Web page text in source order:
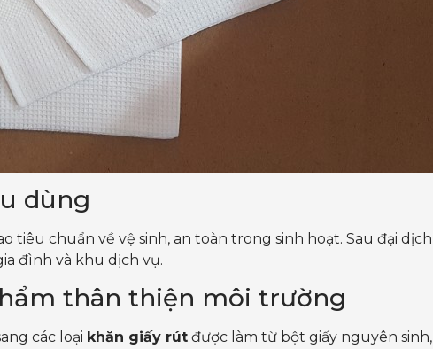
dùng
tiêu chuẩn về vệ sinh, an toàn trong sinh hoạt. Sau đại
đình và khu dịch vụ.
thân thiện môi trường
các loại khăn giấy rút được làm từ bột giấy nguyên